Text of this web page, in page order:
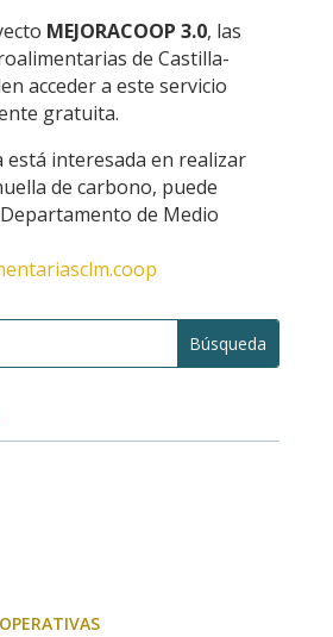
MEJORACOOP 3.0, las
de Castilla-
acceder a este servicio
gratuita.
está interesada en realizar
de carbono, puede
de Medio